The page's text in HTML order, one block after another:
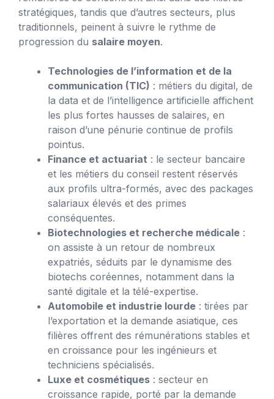
stratégiques, tandis que d’autres secteurs, plus
traditionnels, peinent à suivre le rythme de
progression du salaire moyen.
Technologies de l’information et de la
communication (TIC) : métiers du digital, de
la data et de l’intelligence artificielle affichent
les plus fortes hausses de salaires, en
raison d’une pénurie continue de profils
pointus.
Finance et actuariat : le secteur bancaire
et les métiers du conseil restent réservés
aux profils ultra-formés, avec des packages
salariaux élevés et des primes
conséquentes.
Biotechnologies et recherche médicale :
on assiste à un retour de nombreux
expatriés, séduits par le dynamisme des
biotechs coréennes, notamment dans la
santé digitale et la télé-expertise.
Automobile et industrie lourde : tirées par
l’exportation et la demande asiatique, ces
filières offrent des rémunérations stables et
en croissance pour les ingénieurs et
techniciens spécialisés.
Luxe et cosmétiques : secteur en
croissance rapide, porté par la demande